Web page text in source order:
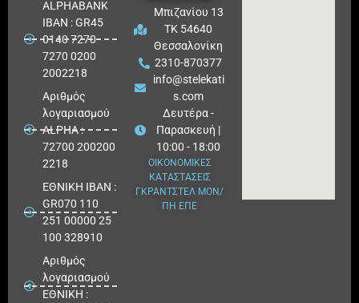
ALPHABANK
IBAN : GR45
0140 7270
7270 0200
2002218
Aριθμός
λογαριασμού
ALPHA :
72700 200200
2218
ΕΘΝΙΚΗ ΙΒΑΝ :
GR070 110
251 00000 25
100 328910
Αριθμός
λογαριασμού
ΕΘΝΙΚΗ :
Μπιζανίου 13
ΤΚ 54640
Θεσσαλονίκη
2310-870377
info@stelekati
s.com
Δευτέρα -
Παρασκευή |
10:00 - 18:00
ΟΙΚΟΝΟΜΙΚΕΣ
ΚΑΤΑΣΤΑΣΕΙΣ
ΓΚΡΑΝΤΣΤΕΛ ΜΟΝ/
ΠΗ ΕΠΕ